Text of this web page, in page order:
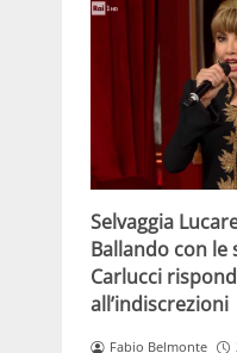
Selvaggia
Ballando con le
Carlucci
all’indiscrezioni
Fabio Belmonte